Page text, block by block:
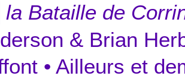
la Bataille de
& Brian
• Ailleurs et